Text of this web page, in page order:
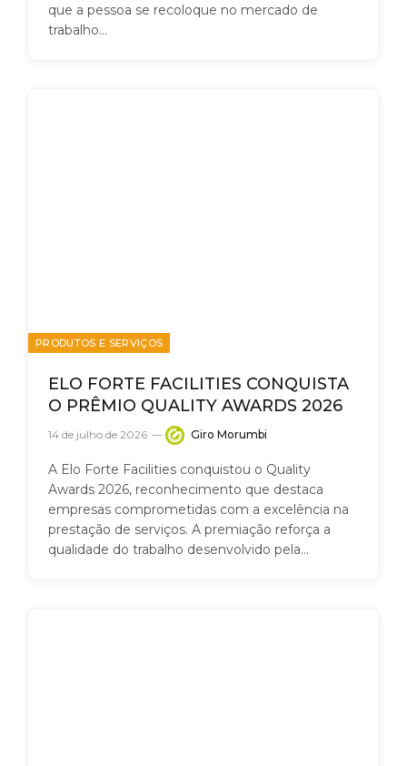
que a pessoa se recoloque no mercado de
trabalho…
PRODUTOS E SERVIÇOS
ELO FORTE FACILITIES CONQUISTA
O PRÊMIO QUALITY AWARDS 2026
14 de julho de 2026 Giro Morumbi
A Elo Forte Facilities conquistou o Quality
Awards 2026, reconhecimento que destaca
empresas comprometidas com a excelência na
prestação de serviços. A premiação reforça a
qualidade do trabalho desenvolvido pela…